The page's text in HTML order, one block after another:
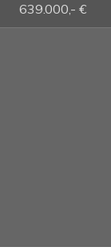
639.000,- €